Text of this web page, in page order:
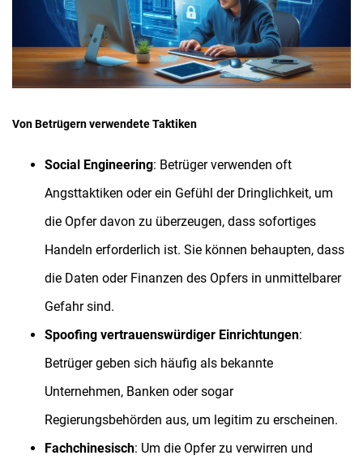
Von Betrügern verwendete Taktiken
Social Engineering: Betrüger verwenden oft
Angsttaktiken oder ein Gefühl der Dringlichkeit, um
die Opfer davon zu überzeugen, dass sofortiges
Handeln erforderlich ist. Sie können behaupten, dass
die Daten oder Finanzen des Opfers in unmittelbarer
Gefahr sind.
Spoofing vertrauenswürdiger Einrichtungen:
Betrüger geben sich häufig als bekannte
Unternehmen, Banken oder sogar
Regierungsbehörden aus, um legitim zu erscheinen.
Fachchinesisch: Um die Opfer zu verwirren und